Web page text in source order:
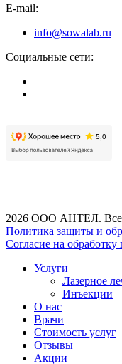
E-mail:
info@sowalab.ru
Социальные сети:
2026 ООО АНТЕЛ. Все
Политика защиты и
Согласие на
Услуги
Лазерное
Инъекции
О нас
Врачи
Стоимость услуг
Отзывы
Акции